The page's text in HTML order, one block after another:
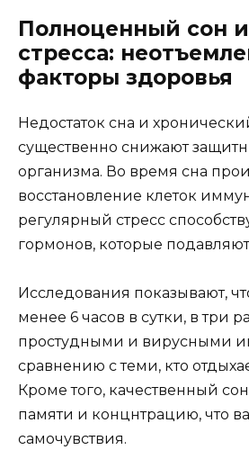
Полноценный сон
стресса:
факторы здоровья
Недостаток сна и
существенно снижают
организма. Во время сна
восстановление клеток
регулярный стресс
гормонов, которые
Исследования показывают,
менее 6 часов в сутки, в три
простудными и вирусными
сравнению с теми, кто
Кроме того, качественный
памяти и концнтрацию, что
самочувствия.